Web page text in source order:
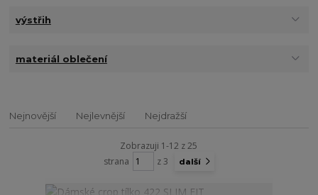
výstřih
materiál oblečení
Nejnovější Nejlevnější Nejdražší
Zobrazuji 1-12 z 25
strana
z 3 další